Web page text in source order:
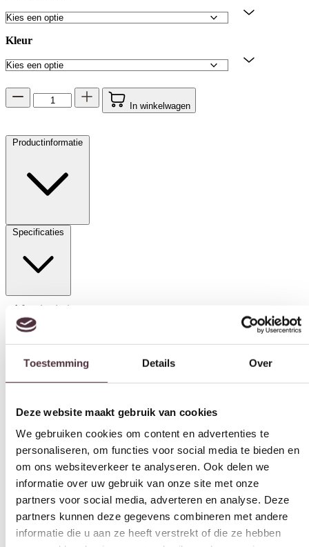
Toestemming
Deze website maakt gebruik van cookies
We gebruiken cookies om content en advertenties te
personaliseren, om functies voor social media te bieden en
informatie over uw gebruik van onze site met onze
partners voor social media, adverteren en analyse. Deze
partners kunnen deze gegevens combineren met andere
informatie die u aan ze heeft verstrekt of die ze hebben
verzameld op basis van uw gebruik van hun services.
Toestemmingsselectie
Noodzakelijk
Kleur
In winkelwagen
Productinformatie
Specificaties
Afmeting(en)
160×230 cm, 200×290 cm, Afwijkende maat
Kleur
Loranda 11, Loranda 11, Loranda 13, Loranda 21, Loranda 23,
Vorm
Rechthoekig, Rond
Soort
Materiaal
100% polypropyleen
Geschikt voor